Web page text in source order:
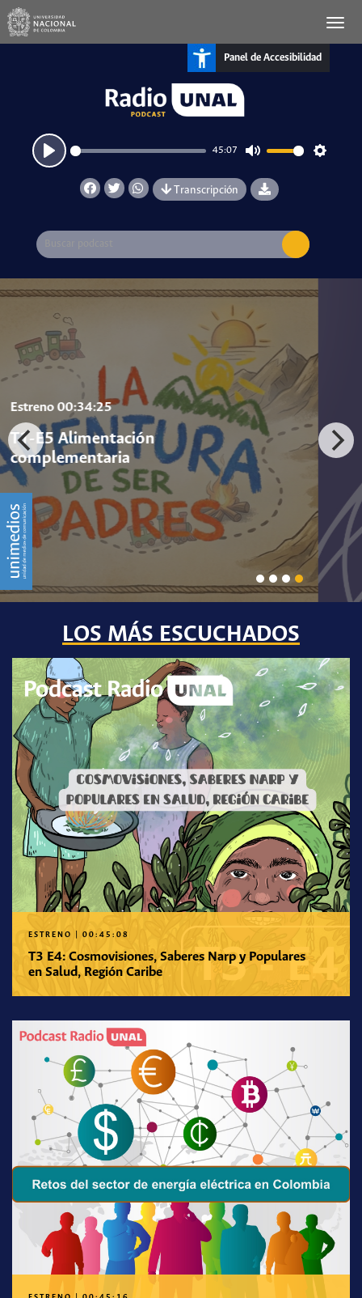
Panel de Accesibilidad
Play
45:07
Transcripción
Estreno00:45:11
E257 - Japón aprueba capital
alternativa en caso de catástrofes
naturales graves
LOS MÁS ESCUCHADOS
ESTRENO 00:45:08
T3 E4: Cosmovisiones, Saberes Narp y Populares
en Salud, Región Caribe